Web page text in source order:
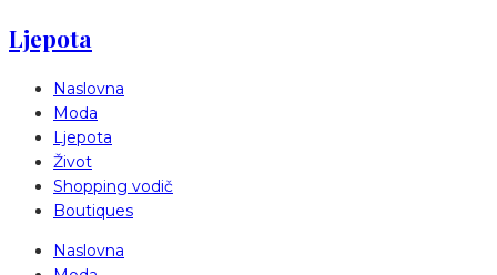
Ljepota
Naslovna
Moda
Ljepota
Život
Shopping vodič
Boutiques
Naslovna